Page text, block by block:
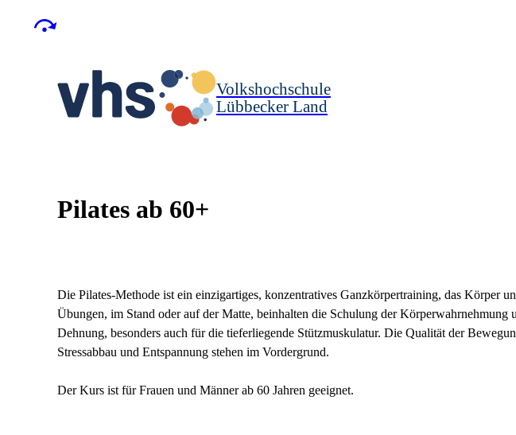
Volkshochschule
Lübbecker Land
Pilates ab 60+
Die Pilates-Methode ist ein einzigartiges, konzentratives Ganzkörpertraining, das Körper
Übungen, im Stand oder auf der Matte, beinhalten die Schulung der
Dehnung, besonders auch für die tieferliegende Stützmuskulatur. Die Qualität der
Stressabbau und Entspannung stehen im Vordergrund.
Der Kurs ist für Frauen und Männer ab 60 Jahren geeignet.